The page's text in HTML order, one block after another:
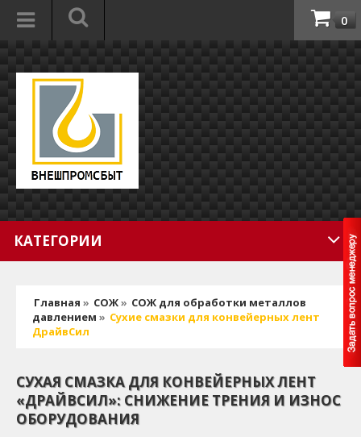
0
КАТЕГОРИИ
Главная » СОЖ» СОЖ для обработки металлов
давлением » Сухие смазки для конвейерных лент
ДрайвСил
СУХАЯ СМАЗКА ДЛЯ КОНВЕЙЕРНЫХ ЛЕНТ
«ДРАЙВСИЛ»: СНИЖЕНИЕ ТРЕНИЯ И ИЗНОС
ОБОРУДОВАНИЯ